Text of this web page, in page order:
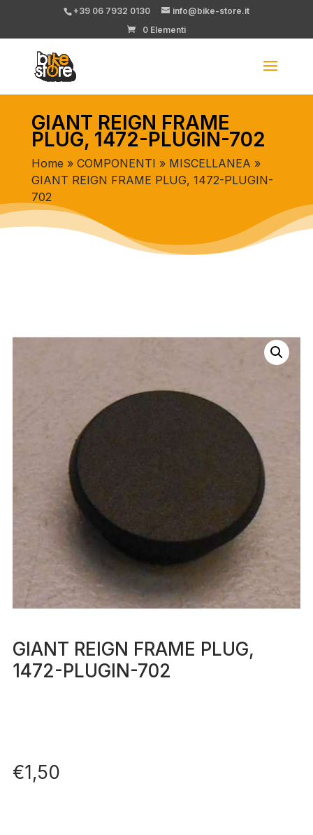
+39 06 7932 0130
info@bike-store.it
0 Elementi
GIANT REIGN FRAME
PLUG, 1472-PLUGIN-702
Home » COMPONENTI » MISCELLANEA »
GIANT REIGN FRAME PLUG, 1472-PLUGIN-
702
GIANT REIGN FRAME PLUG,
1472-PLUGIN-702
€1,50